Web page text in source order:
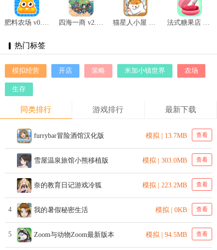
肥料农场 v0.9.5 四海一商 v2.0.11 猫星人小屋 v1.071702 法式糖果店 v1.1.1
热门标签
模拟经营 开店 策略 米加小镇世界 农场
生存
同类排行 游戏排行 最新下载
furrybar冒险酒馆汉化版 模拟 | 13.7MB 查看
雪屋温泉旅馆小熊移植版 模拟 | 303.0MB 查看
奈的教育日记游戏冷狐 模拟 | 223.2MB 查看
4 我的暑假秘密生活 模拟 | 0KB 查看
5 Zoom与动物Zoom最新版本 模拟 | 94.5MB 查看